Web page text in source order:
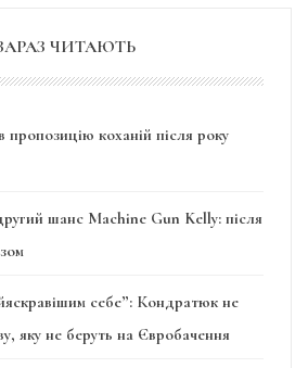
ЧИТАЮТЬ
коханій після року
шанс Machine Gun Kelly: після
себе”: Кондратюк не
яку не беруть на Євробачення